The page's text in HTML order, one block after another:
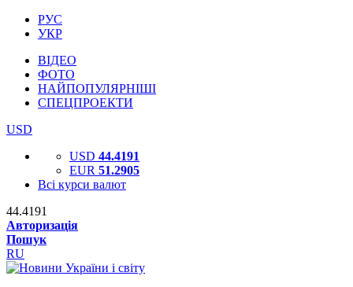
РУС
УКР
ВІДЕО
ФОТО
НАЙПОПУЛЯРНІШІ
СПЕЦПРОЕКТИ
USD
USD 44.4191
EUR 51.2905
Всі курси валют
44.4191
Авторизація
Пошук
RU